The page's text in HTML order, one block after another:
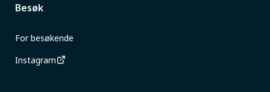
Besøk
For besøkende
Instagram